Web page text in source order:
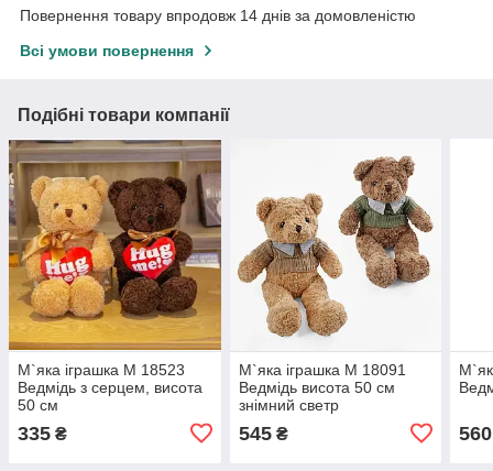
Повернення товару впродовж 14 днів за домовленістю
Всі умови повернення
Подібні товари компанії
М`яка іграшка M 18523
Ведмідь з серцем, висота
50 см
335 ₴
М`яка іграшка M 18091
Ведмідь висота 50 см
знімний светр
545₴ 560